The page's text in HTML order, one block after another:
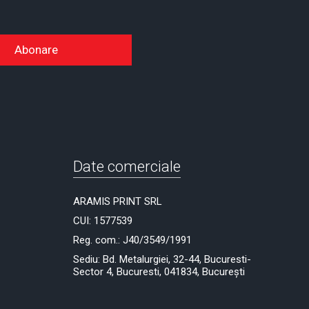
Abonare
Date comerciale
ARAMIS PRINT SRL
CUI: 1577539
Reg. com.: J40/3549/1991
Sediu: Bd. Metalurgiei, 32-44, Bucuresti-
Sector 4, Bucuresti, 041834, București